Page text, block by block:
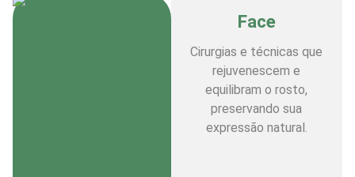
Face
Cirurgias e técnicas que
rejuvenescem e
equilibram o rosto,
preservando sua
expressão natural.